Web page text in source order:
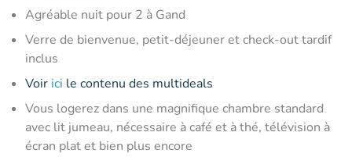
Agréable nuit pour 2 à Gand
Verre de bienvenue, petit-déjeuner et check-out tardif
inclus
Voir ici le contenu des multideals
Vous logerez dans une magnifique chambre standard
avec lit jumeau, nécessaire à café et à thé, télévision à
écran plat et bien plus encore